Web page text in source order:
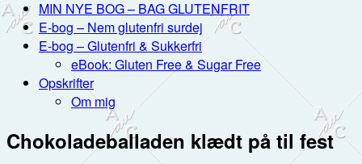
MIN NYE BOG – BAG GLUTENFRIT
E-bog – Nem glutenfri surdej
E-bog – Glutenfri & Sukkerfri
eBook: Gluten Free & Sugar Free
Opskrifter
Om mig
Chokoladeballaden klædt på til fest